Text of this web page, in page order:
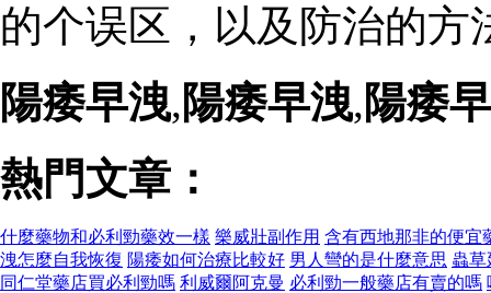
的个误区，以及防治的方
陽痿早洩, 陽痿早洩, 陽痿
熱門文章：
什麼藥物和必利勁藥效一樣 樂威壯副作用 含有西地那非的便宜
洩怎麼自我恢復 陽痿如何治療比較好 男人彎的是什麼意思 蟲
同仁堂藥店買必利勁嗎 利威爾阿克曼 必利勁一般藥店有賣的嗎